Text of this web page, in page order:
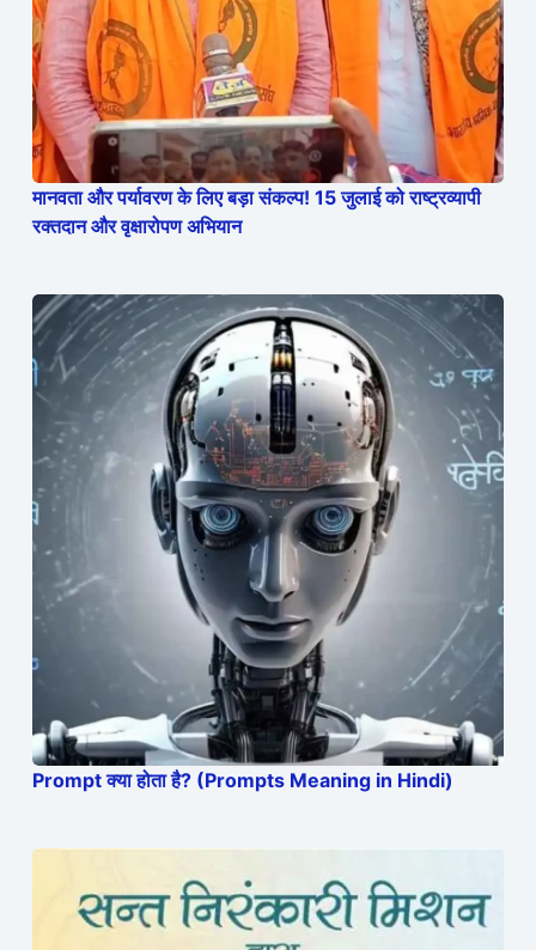
मानवता और पर्यावरण के लिए बड़ा संकल्प! 15 जुलाई को राष्ट्रव्यापी
रक्तदान और वृक्षारोपण अभियान
Prompt क्या होता है? (Prompts Meaning in Hindi)